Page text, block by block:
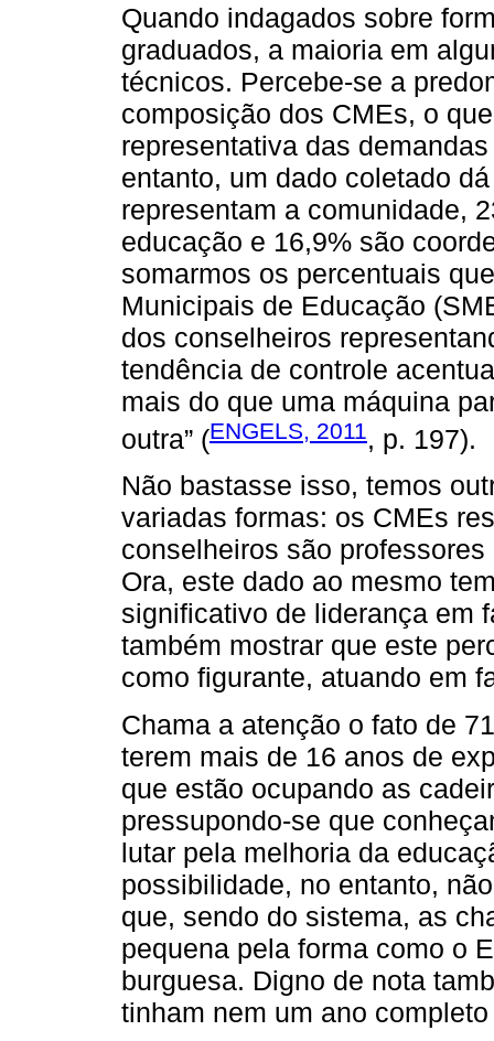
Quando indagados sobre
graduados, a maioria em
técnicos. Percebe-se a
composição dos CMEs, o
representativa das
entanto, um dado coletado
representam a comunidade,
educação e 16,9% são
somarmos os percentuais
Municipais de Educação
dos conselheiros
tendência de controle
mais do que uma máquina
outra” (ENGELS, 2011, p. 197).
Não bastasse isso, temos
variadas formas: os CMEs
conselheiros são
Ora, este dado ao mesmo
significativo de liderança em
também mostrar que este
como figurante, atuando em
Chama a atenção o fato de
terem mais de 16 anos de
que estão ocupando as
pressupondo-se que
lutar pela melhoria da
possibilidade, no entanto,
que, sendo do sistema, as
pequena pela forma como o
burguesa. Digno de nota
tinham nem um ano